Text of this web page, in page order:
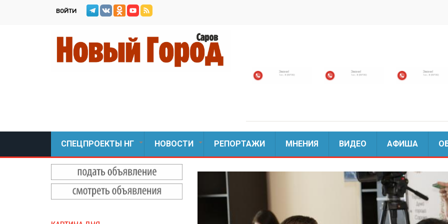
ВОЙТИ
+
СПЕЦПРОЕКТЫ НГ +
НОВОСТИ РЕПОРТАЖИ МНЕНИЯ ВИДЕО АФИША